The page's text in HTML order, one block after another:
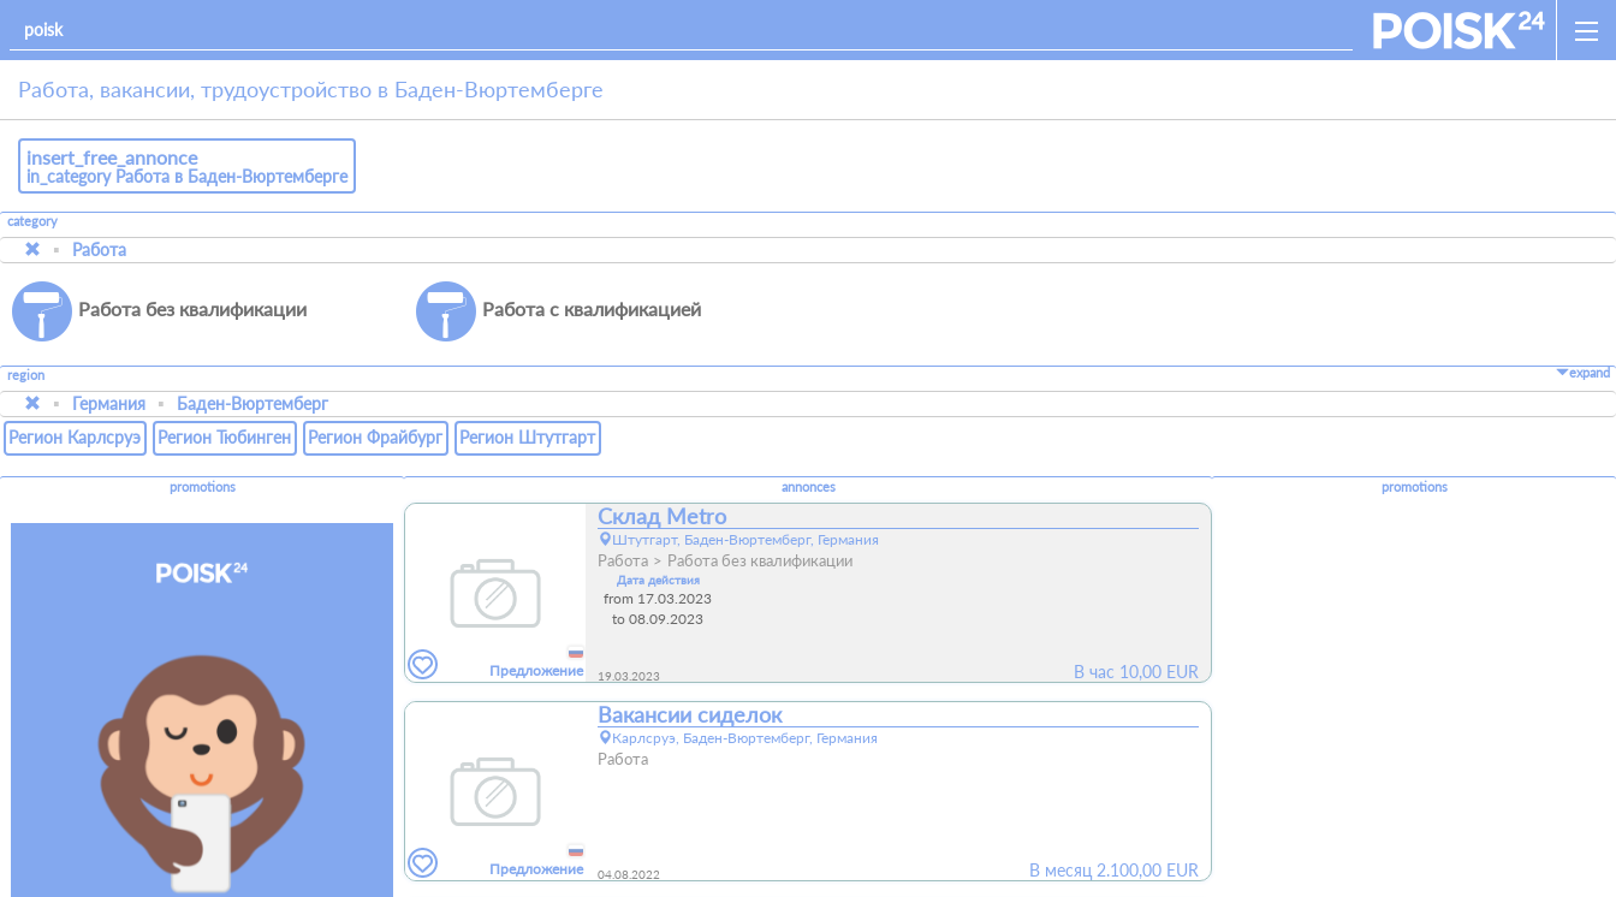
Работа, вакансии, трудоустройство в Баден-Вюртемберге
insert_free_annonce
in_category Работа в Баден-Вюртемберге
category
Работа
Работа без квалификации Работа с квалификацией
region expand
Германия
Баден-Вюртемберг
Регион Карлсруэ
Регион Тюбинген Регион Фрайбург Регион Штутгарт
promotions promotions
annonces
Предложение
Склад Metro
Штутгарт, Баден-Вюртемберг, Германия
Работа Работа без квалификации
Дата действия
from 17.03.2023
to 08.09.2023
19.03.2023 В час 10,00 EUR
Предложение
Вакансии сиделок
Карлсруэ, Баден-Вюртемберг, Германия
Работа
04.08.2022 В месяц 2.100,00 EUR